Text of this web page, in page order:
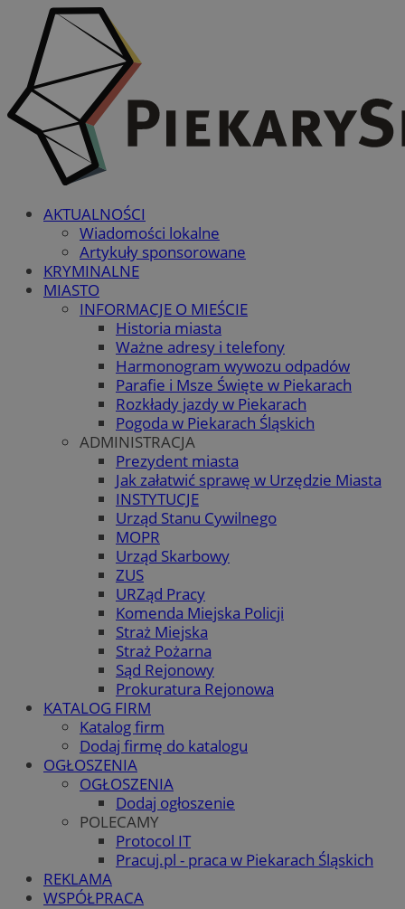
AKTUALNOŚCI
Wiadomości lokalne
Artykuły sponsorowane
KRYMINALNE
MIASTO
INFORMACJE O MIEŚCIE
Historia miasta
Ważne adresy i telefony
Harmonogram wywozu odpadów
Parafie i Msze Święte w Piekarach
Rozkłady jazdy w Piekarach
Pogoda w Piekarach Śląskich
ADMINISTRACJA
Prezydent miasta
Jak załatwić sprawę w Urzędzie Miasta
INSTYTUCJE
Urząd Stanu Cywilnego
MOPR
Urząd Skarbowy
ZUS
URZąd Pracy
Komenda Miejska Policji
Straż Miejska
Straż Pożarna
Sąd Rejonowy
Prokuratura Rejonowa
KATALOG FIRM
Katalog firm
Dodaj firmę do katalogu
OGŁOSZENIA
OGŁOSZENIA
Dodaj ogłoszenie
POLECAMY
Protocol IT
Pracuj.pl - praca w Piekarach Śląskich
REKLAMA
WSPÓŁPRACA